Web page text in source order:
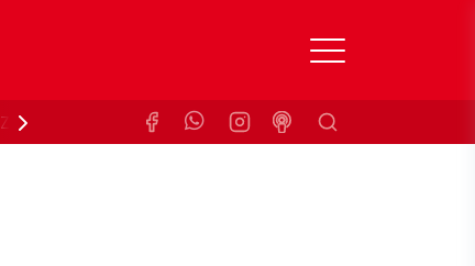
Zuzahlungsbefreiung KrankenkasseSuchen